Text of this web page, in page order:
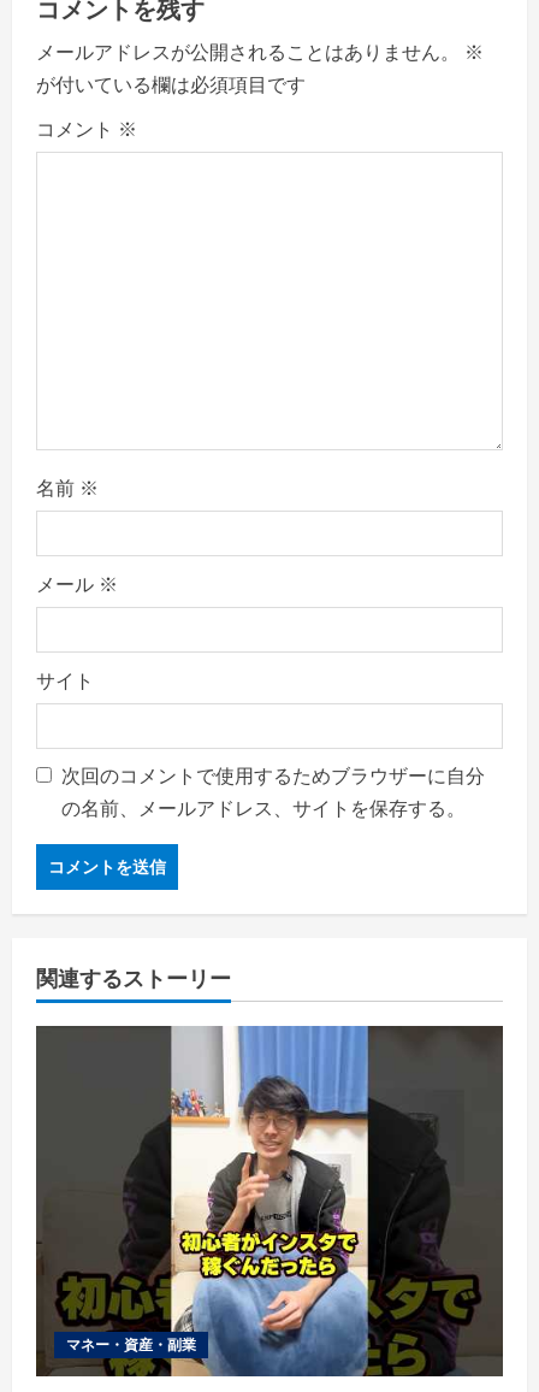
i
g
a
コメントを残す
メールアドレスが公開されることはありません。
※
が付いている欄は必須項目です
コメント ※
名前 ※
メール ※
サイト
次回のコメントで使用するためブラウザーに自分
の名前、メールアドレス、サイトを保存する。
関連するストーリー
マネー・資産・副業